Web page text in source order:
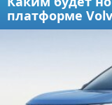
платформе